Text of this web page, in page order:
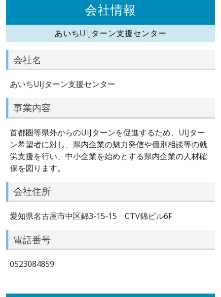
会社情報
あいちUIJターン支援センター
会社名
あいちUIJターン支援センター
事業内容
首都圏等県外からのUIJターンを促進するため、UIJター
ン希望者に対し、県内企業の魅力発信や個別相談等の就
労支援を行い、中小企業を始めとする県内企業の人材確
保を図ります。
会社住所
愛知県名古屋市中区錦3-15-15 CTV錦ビル6F
電話番号
0523084859